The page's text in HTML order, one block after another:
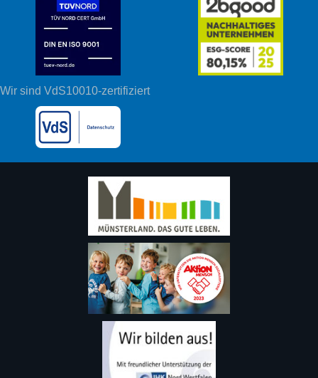
Wir sind VdS10010-zertifiziert